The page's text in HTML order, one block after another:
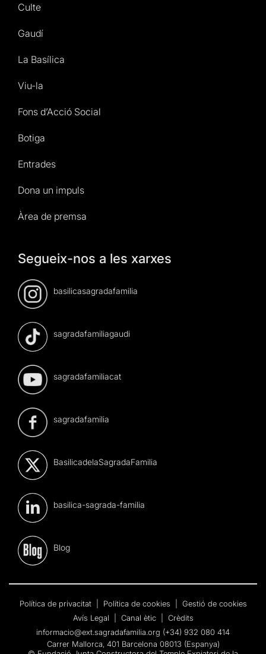
Culte
Gaudí
La Basílica
Viu-la
Fons d’Acció Social
Botiga
Entrades
Dona un impuls
Àrea de premsa
Segueix-nos a les xarxes
basilicasagradafamilia
sagradafamiliagaudi
sagradafamiliacat
sagradafamilia
BasilicadelaSagradaFamilia
basilica-sagrada-familia
Blog
Política de privacitat Política de cookies
Gestió de cookies
Avís Legal
Canal ètic
Crèdits
informacio@ext.sagradafamilia.org (+34) 932 080 414
Carrer Mallorca, 401 Barcelona 08013 (Espanya)